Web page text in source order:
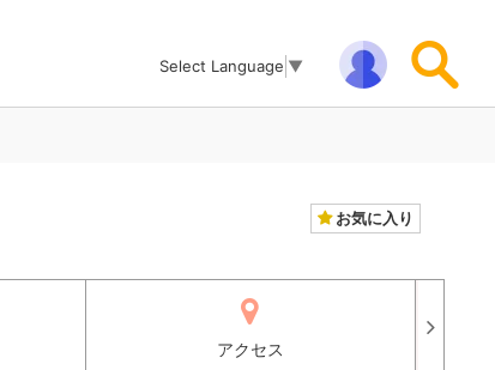
Select Language ▼
お気に入り
アクセス